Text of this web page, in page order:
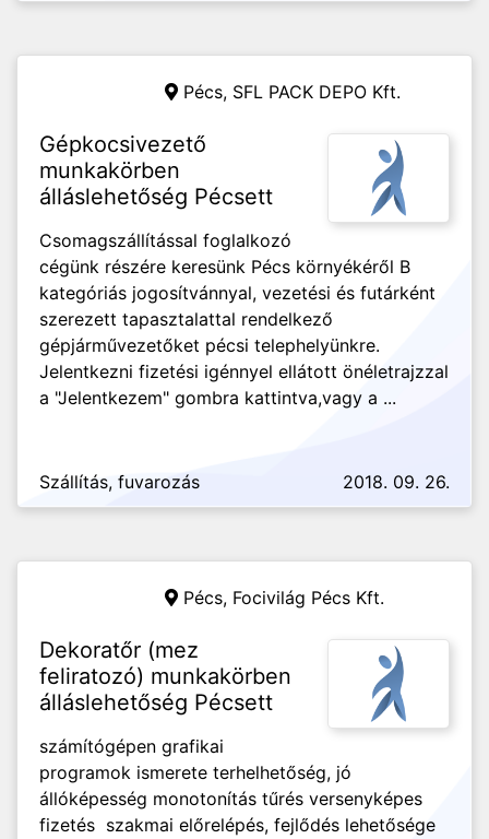
Pécs, SFL PACK DEPO Kft.
Gépkocsivezető
munkakörben
álláslehetőség Pécsett
Csomagszállítással foglalkozó
cégünk részére keresünk Pécs környékéről B
kategóriás jogosítvánnyal, vezetési és futárként
szerezett tapasztalattal rendelkező
gépjárművezetőket pécsi telephelyünkre.
Jelentkezni fizetési igénnyel ellátott önéletrajzzal
a "Jelentkezem" gombra kattintva,vagy a ...
Szállítás, fuvarozás 2018. 09. 26.
Pécs, Focivilág Pécs Kft.
Dekoratőr (mez
feliratozó) munkakörben
álláslehetőség Pécsett
számítógépen grafikai
programok ismerete terhelhetőség, jó
állóképesség monotonítás tűrés versenyképes
fizetés szakmai előrelépés, fejlődés lehetősége